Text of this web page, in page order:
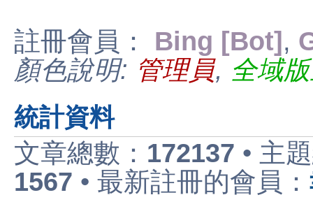
註冊會員： Bing [Bot] ,
顏色說明: 管理員, 全域
統計資料
文章總數： 172137 • 主
1567 • 最新註冊的會員：